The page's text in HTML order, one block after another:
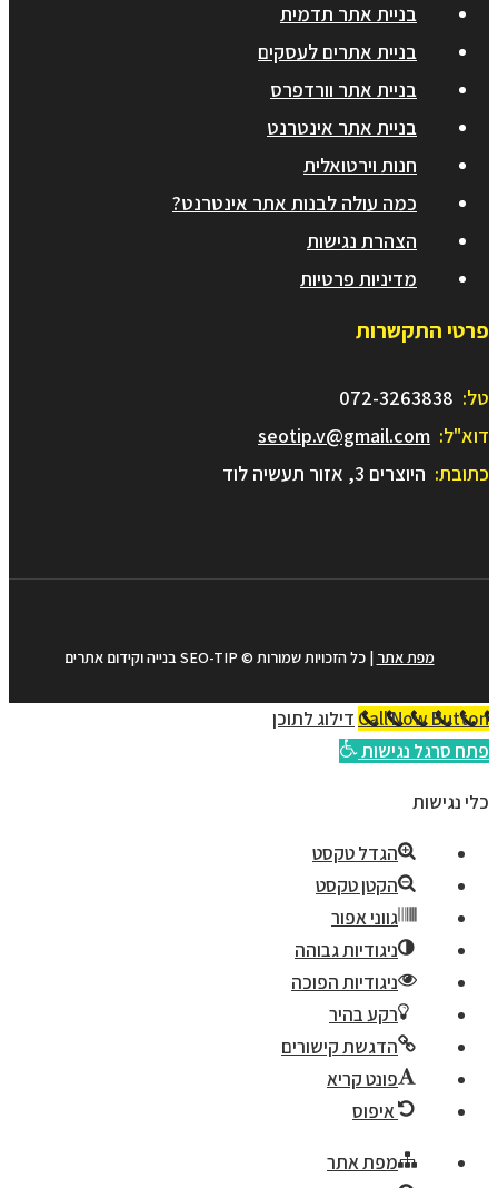
בניית אתר תדמית
בניית אתרים לעסקים
בניית אתר וורדפרס
בניית אתר אינטרנט
חנות וירטואלית
כמה עולה לבנות אתר אינטרנט?
הצהרת נגישות
מדיניות פרטיות
פרטי התקשרות
טל:
דוא"ל: seotip.v@gmail.com
כתובת: היוצרים 3, אזור תעשיה לוד
מפת אתר | כל הזכויות שמורות © SEO-TIP בנייה וקידום אתרים
Call Now Button דילוג לתוכן
פתח סרגל נגישות
כלי נגישות
הגדל טקסט
הקטן טקסט
גווני אפור
ניגודיות גבוהה
ניגודיות הפוכה
רקע בהיר
הדגשת קישורים
פונט קריא
איפוס
מפת אתר